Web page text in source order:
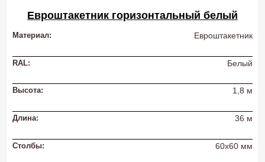
Евроштакетник горизонтальный белый
Материал: Евроштакетник
RAL: Белый
Высота: 1,8 м
Длина: 36 м
Столбы: 60х60 мм